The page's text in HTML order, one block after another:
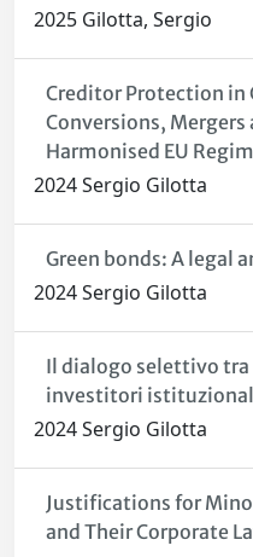
2025 Gilotta, Sergio
Creditor Protection in
Conversions, Mergers
Harmonised EU
2024 Sergio Gilotta
Green bonds: A legal
2024 Sergio Gilotta
Il dialogo selettivo
investitori
2024 Sergio Gilotta
Justifications for
and Their Corporate